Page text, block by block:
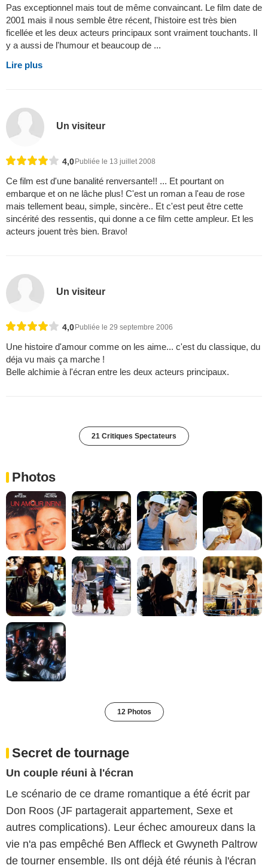
Pas exceptionnel mais tout de même convaincant. Le film date de
2001 mais il nous semble être récent, l'histoire est très bien
ficellée et les deux acteurs principaux sont vraiment touchants. Il
y a aussi de l'humour et beaucoup de ...
Lire plus
Un visiteur
4,0Publiée le 13 juillet 2008
Ce film est d'une banalité renversante!! ... Et pourtant on
embarque et on ne lâche plus! C'est un roman a l'eau de rose
mais tellement beau, simple, sincère.. Et c'est peut être cette
sincérité des ressentis, qui donne a ce film cette ampleur. Et les
acteurs jouent très bien. Bravo!
Un visiteur
4,0Publiée le 29 septembre 2006
Une histoire d'amour comme on les aime... c'est du classique, du
déja vu mais ça marche !
Belle alchimie à l'écran entre les deux acteurs principaux.
21 Critiques Spectateurs
Photos
12 Photos
Secret de tournage
Un couple réuni à l'écran
Le scénario de ce drame romantique a été écrit par
Don Roos (JF partagerait appartement, Sexe et
autres complications). Leur échec amoureux dans la
vie n'a pas empêché Ben Affleck et Gwyneth Paltrow
de tourner ensemble. Ils ont déjà été réunis à l'écran